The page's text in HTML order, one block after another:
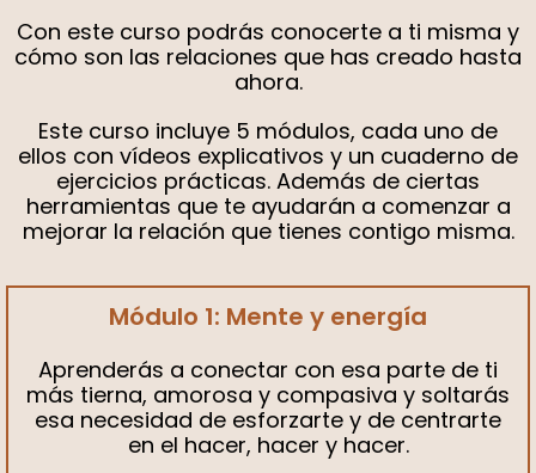
Con este curso podrás conocerte a ti misma y
cómo son las relaciones que has creado hasta
ahora.
Este curso incluye 5 módulos, cada uno de
ellos con vídeos explicativos y un cuaderno de
ejercicios prácticas. Además de ciertas
herramientas que te ayudarán a comenzar a
mejorar la relación que tienes contigo misma.
Módulo 1: Mente y energía
Aprenderás a conectar con esa parte de ti
más tierna, amorosa y compasiva y soltarás
esa necesidad de esforzarte y de centrarte
en el hacer, hacer y hacer.